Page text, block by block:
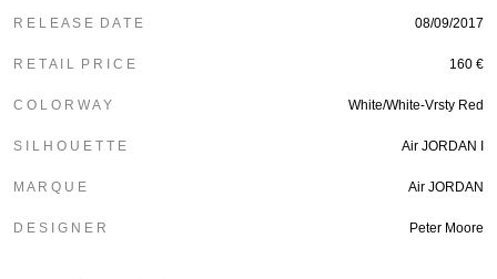
R E L E A S E D A T E 08/09/2017
R E T A I L P R I C E 160 €
C O L O R W A Y White/White-Vrsty Red
S I L H O U E T T E Air JORDAN I
M A R Q U E Air JORDAN
D E S I G N E R Peter Moore